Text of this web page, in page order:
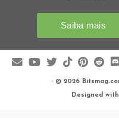
· © 2026
Designed